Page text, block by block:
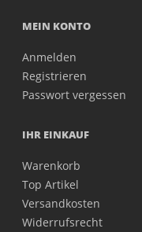
MEIN KONTO
Anmelden
Registrieren
Passwort vergessen
IHR EINKAUF
Warenkorb
Top Artikel
Versandkosten
Widerrufsrecht